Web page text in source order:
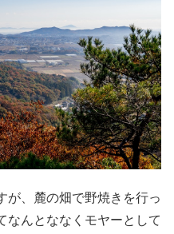
が、麓の畑で野焼きを行っ
なんとななくモヤーとして